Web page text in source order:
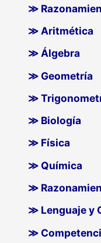
≫
≫ Aritmética
≫ Álgebra
≫ Geometría
≫
≫ Biología
≫ Física
≫ Química
≫
≫ Lenguaje y
≫